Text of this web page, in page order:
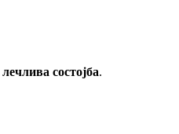
лечлива состојба.